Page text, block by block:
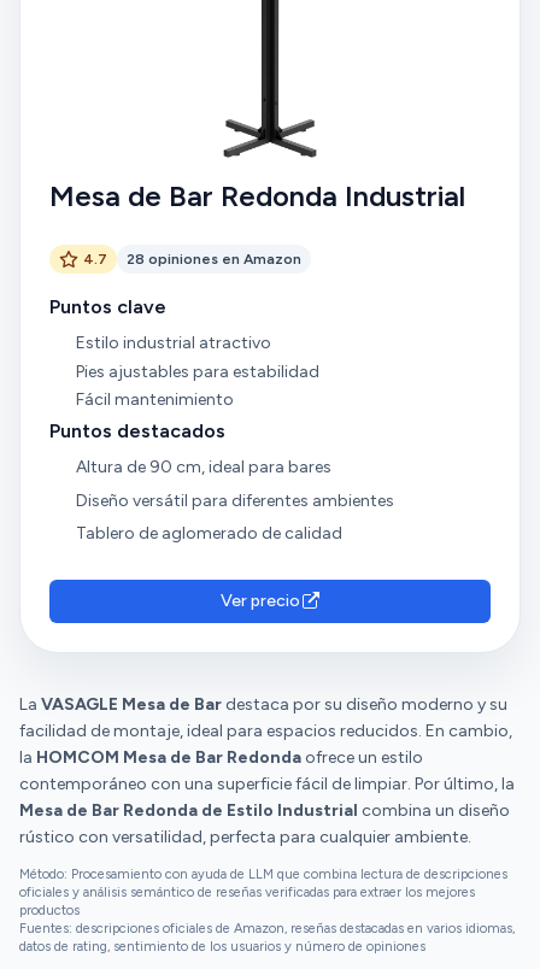
Mesa de Bar Redonda Industrial
4.7 28 opiniones en Amazon
Puntos clave
Estilo industrial atractivo
Pies ajustables para estabilidad
Fácil mantenimiento
Puntos destacados
Altura de 90 cm, ideal para bares
Diseño versátil para diferentes ambientes
Tablero de aglomerado de calidad
Ver precio
La VASAGLE Mesa de Bar destaca por su diseño moderno y su
facilidad de montaje, ideal para espacios reducidos. En cambio,
la HOMCOM Mesa de Bar Redonda ofrece un estilo
contemporáneo con una superficie fácil de limpiar. Por último, la
Mesa de Bar Redonda de Estilo Industrial combina un diseño
rústico con versatilidad, perfecta para cualquier ambiente.
Método: Procesamiento con ayuda de LLM que combina lectura de descripciones
oficiales y análisis semántico de reseñas verificadas para extraer los mejores
productos
Fuentes: descripciones oficiales de Amazon, reseñas destacadas en varios idiomas,
datos de rating, sentimiento de los usuarios y número de opiniones